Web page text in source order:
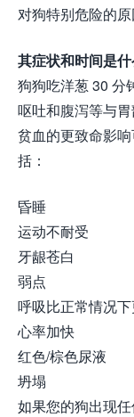
对狗特别危险的原
其症状和时间是什
狗狗吃洋葱 30 分
呕吐和腹泻等与
贫血的更致命影
括：
昏睡
运动不耐受
牙龈苍白
弱点
呼吸比正常情况
心率加快
红色/棕色尿液
坍塌
如果您的狗出现